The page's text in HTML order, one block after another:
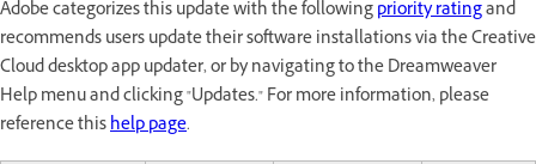
Adobe categorizes this update with the followingpriority ratingand
recommends users update their software installations via the Creative
Cloud desktop app updater, or by navigating to the Dreamweaver
Help menu and clicking "Updates." For more information, please
reference thishelp page.